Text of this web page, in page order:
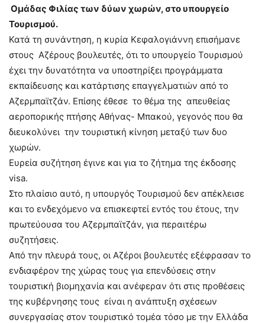
Ομάδας Φιλίας των δύων χωρών, στο υπουργείο
Τουρισμού.
Κατά τη συνάντηση, η κυρία Κεφαλογιάννη επισήμανε
στους Αζέρους βουλευτές, ότι το υπουργείο Τουρισμού
έχει την δυνατότητα να υποστηρίξει προγράμματα
εκπαίδευσης και κατάρτισης επαγγελματιών από το
Αζερμπαϊτζάν. Επίσης έθεσε το θέμα της απευθείας
αεροπορικής πτήσης Αθήνας- Μπακού, γεγονός που θα
διευκολύνει την τουριστική κίνηση μεταξύ των δυο
χωρών.
Ευρεία συζήτηση έγινε και για το ζήτημα της έκδοσης
visa.
Στο πλαίσιο αυτό, η υπουργός Τουρισμού δεν απέκλεισε
και το ενδεχόμενο να επισκεφτεί εντός του έτους, την
πρωτεύουσα του Αζερμπαϊτζάν, για περαιτέρω
συζητήσεις.
Από την πλευρά τους, οι Αζέροι βουλευτές εξέφρασαν το
ενδιαφέρον της χώρας τους για επενδύσεις στην
τουριστική βιομηχανία και ανέφεραν ότι στις προθέσεις
της κυβέρνησης τους είναι η ανάπτυξη σχέσεων
συνεργασίας στον τουριστικό τομέα τόσο με την Ελλάδα